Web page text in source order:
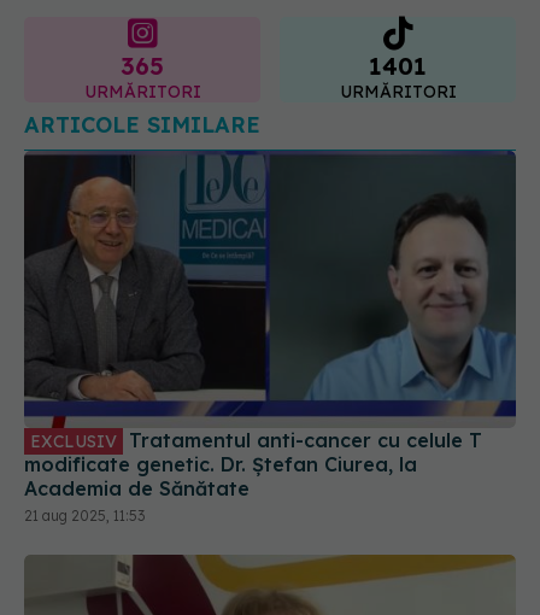
365
URMĂRITORI
1401
URMĂRITORI
ARTICOLE SIMILARE
EXCLUSIV
modificate genetic. Dr. Ștefan Ciurea, la
Academia de Sănătate
21 aug 2025, 11:53